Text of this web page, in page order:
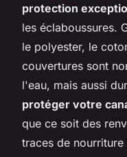
protection
les éclaboussures.
le polyester, le
couvertures sont
l'eau, mais aussi
protéger votre
que ce soit des
traces de